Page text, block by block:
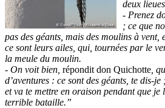
deux
- Prenez
; ce que
pas des géants, mais des moulins à vent,
ce sont leurs ailes, qui, tournées par le
la meule du moulin.
- On voit bien, répondit don Quichotte ,
d’aventures : ce sont des géants, te dis-
et va te mettre en oraison pendant que
terrible bataille.”